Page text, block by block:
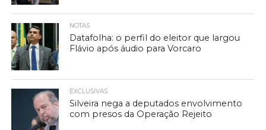
NOTAS
Datafolha: o perfil do eleitor que largou
Flávio após áudio para Vorcaro
EXCLUSIVAS
Silveira nega a deputados envolvimento
com presos da Operação Rejeito